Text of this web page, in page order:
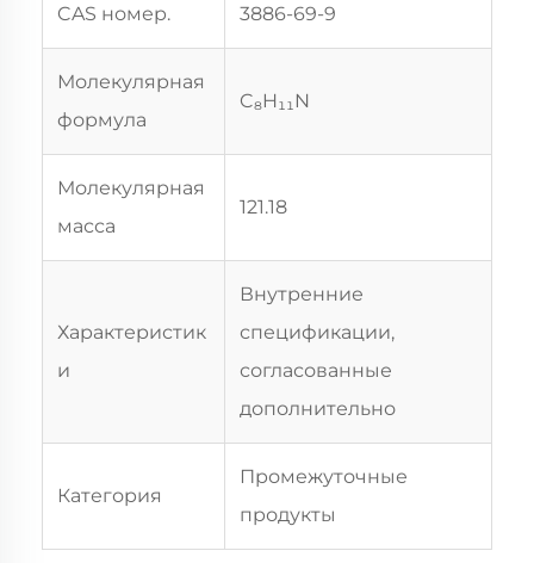
CAS номер. 3886-69-9
Молекулярная
формула
C₈H₁₁N
Молекулярная
масса
121.18
Характеристик
и
Внутренние
спецификации,
согласованные
дополнительно
Категория
Промежуточные
продукты